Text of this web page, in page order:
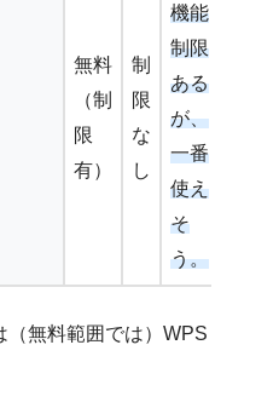
無料
（制
限
有）
制
限
な
し
機能
制限
ある
が、
一番
使え
そ
う。
（無料範囲では）WPS